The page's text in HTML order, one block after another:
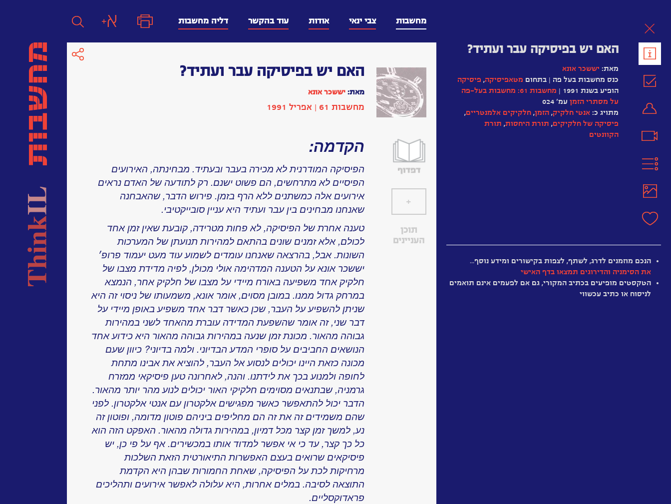
מחשבות צבי ינאי אודות עוד בהקשר דליה מחשבות
האם יש בפיסיקה עבר ועתיד?
מאת: יששכר אונא
מחשבות 61 | אפריל 1991
+
תוכן
העניינים
הקדמה:
הפיסיקה המודרנית לא מכירה בעבר ובעתיד. מבחינתה, האירועים
הפיסיים לא מתרחשים, הם פשוט ישנם. רק לתודעה של האדם נראים
אירועים אלה כמשתנים ללא הרף בזמן. פירוש הדבר, שהאבחנה
שאנחנו מבחינים בין עבר ועתיד היא עניין סובייקטיבי.
טענה אחרת של הפיסיקה, לא פחות מטרידה, קובעת שאין זמן אחד
לכולם, אלא זמנים שונים בהתאם למהירות תנועתן של המערכות
השונות. אבל, בהרצאה שאנחנו עומדים לשמוע עוד מעט יעמוד פרופ׳
יששכר אונא על הטענה המדהימה אולי מכולן, לפיה מדידת מצבו של
חלקיק אחד משפיעה באורח מיידי על מצבו של חלקיק אחר, הנמצא
במרחק גדול ממנו. במובן מסוים, אומר אונא, משמעותו של ניסוי זה היא
שניתן להשפיע על העבר, שכן כאשר דבר אחד משפיע באופן מיידי על
דבר שני, זה אומר שהשפעת המדידה עוברת מהאחד לשני במהירות
גבוהה מהאור. מכונת זמן שנעה במהירות גבוהה מהאור היא כידוע אחד
הנושאים החביבים על סופרי המדע הבדיוני. ולמה בדיוני? כיוון שעם
מכונה כזאת היינו יכולים לנסוע אל העבר, להוציא את אבינו מתחת
לחופה ולמנוע בכך את לידתנו. והנה, לאחרונה טען פיסיקאי ממזרח
גרמניה, שבתנאים מסוימים חלקיקי האור יכולים לנוע מהר יותר מהאור.
הדבר יכול להתאפשר כאשר מפגישים אלקטרון עם אנטי אלקטרון. לפני
שהם משמידים זה את זה הם מחליפים ביניהם פוטון מדומה, ופוטון זה
נע, למשך זמן קצר מכל דמיון, במהירות גדולה מהאור. האפקט הזה הוא
כל כך קצר, עד כי אי אפשר למדוד אותו במכשירים. אף על פי כן, יש
פיסיקאים שרואים בעצם האפשרות התיאורטית הזאת השלכות
מרחיקות לכת על הפיסיקה, שאחת החמורות שבהן היא הקדמת
התוצאה לסיבה. במלים אחרות, היא עלולה לאפשר אירועים ותהליכים
פראדוקסליים.
האם יש בפיסיקה עבר ועתיד?
מאת: יששכר אונא
כנס מחשבות בעל פה | בתחום מטאפיסיקה, פיסיקה
הופיע בשנת 1991 |
מחשבות 61: מחשבות בעל-פה
על מסתרי הזמן עמ' 024
מתויג כ: אנטי חלקיק, הזמן, חלקיקים אלמנטריים,
פיסיקה של חלקיקים, תורת היחסות‏, תורת
הקוונטים
האנושי
זמנים
הנכם מוזמנים לדרג, לשתף, לצפות בקישורים ומידע נוסף…
את הסימניה והדירוגים תמצאו בדף האישי
הטקסטים מופיעים בכתיב המקורי, גם אם לפעמים אינם תואמים
לניסוח או כתיב עכשווי